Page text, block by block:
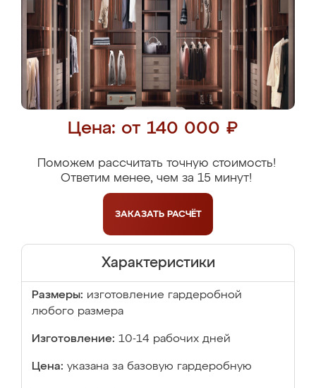
Цена: от 140 000 ₽
Поможем рассчитать точную стоимость!
Ответим менее, чем за 15 минут!
ЗАКАЗАТЬ РАСЧЁТ
Характеристики
Размеры: изготовление гардеробной
любого размера
Изготовление: 10-14 рабочих дней
Цена: указана за базовую гардеробную